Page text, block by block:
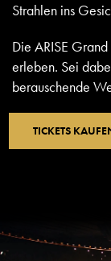
Strahlen ins
Die ARISE
erleben. Sei
berauschende
TICKETS